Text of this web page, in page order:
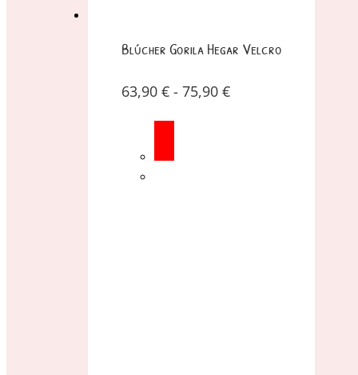
Blúcher Gorila Hegar Velcro
63,90 € - 75,90 €